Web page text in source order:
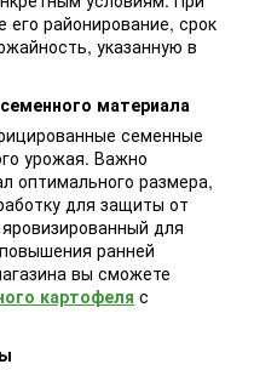
его районирование, срок
указанную в
материала
семенные
урожая. Важно
оптимального размера,
для защиты от
для
ранней
вы сможете
картофеля с